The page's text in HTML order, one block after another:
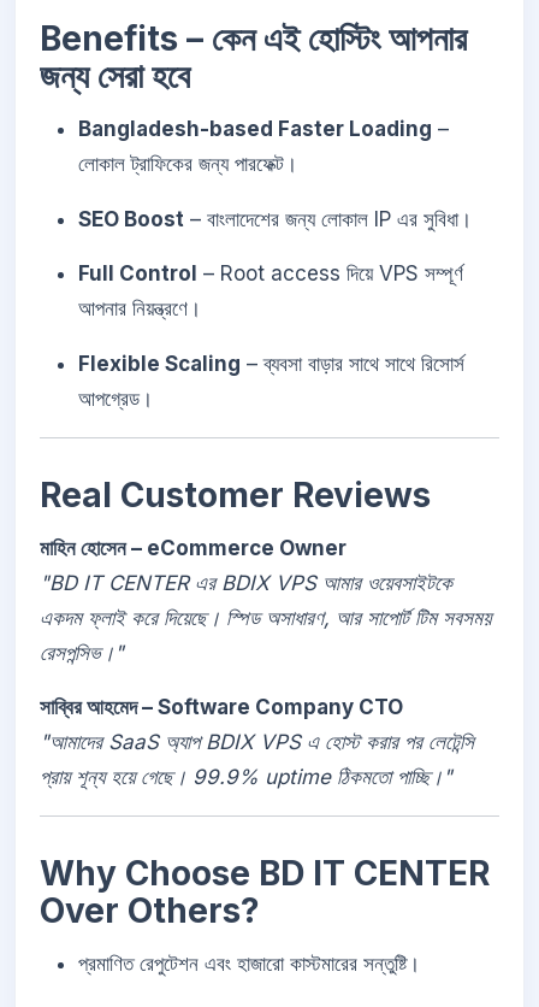
Benefits – কেন এই হোস্টিং আপনার
জন্য সেরা হবে
Bangladesh-based Faster Loading –
লোকাল ট্রাফিকের জন্য পারফেক্ট।
SEO Boost – বাংলাদেশের জন্য লোকাল IP এর সুবিধা।
Full Control – Root access দিয়ে VPS সম্পূর্ণ
আপনার নিয়ন্ত্রণে।
Flexible Scaling – ব্যবসা বাড়ার সাথে সাথে রিসোর্স
আপগ্রেড।
Real Customer Reviews
মাহিন হোসেন – eCommerce Owner
"BD IT CENTER এর BDIX VPS আমার ওয়েবসাইটকে
একদম ফ্লাই করে দিয়েছে। স্পিড অসাধারণ, আর সাপোর্ট টিম সবসময়
রেসপন্সিভ।"
সাব্বির আহমেদ – Software Company CTO
"আমাদের SaaS অ্যাপ BDIX VPS এ হোস্ট করার পর লেটেন্সি
প্রায় শূন্য হয়ে গেছে। 99.9% uptime ঠিকমতো পাচ্ছি।"
Why Choose BD IT CENTER
Over Others?
প্রমাণিত রেপুটেশন এবং হাজারো কাস্টমারের সন্তুষ্টি।